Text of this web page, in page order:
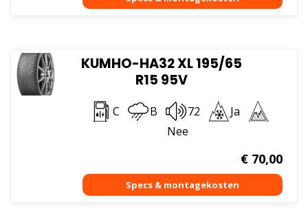
KUMHO-HA32 XL 195/65
R15 95V
C B 72
Ja
Nee
€70,00